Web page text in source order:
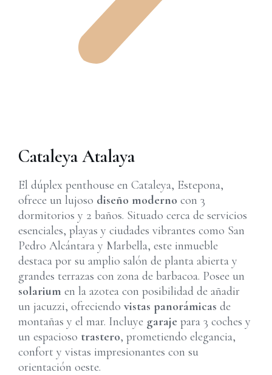
Cataleya Atalaya
El dúplex penthouse en Cataleya, Estepona,
ofrece un lujoso diseño moderno con 3
dormitorios y 2 baños. Situado cerca de servicios
esenciales, playas y ciudades vibrantes como San
Pedro Alcántara y Marbella, este inmueble
destaca por su amplio salón de planta abierta y
grandes terrazas con zona de barbacoa. Posee un
solarium en la azotea con posibilidad de añadir
un jacuzzi, ofreciendo vistas panorámicas de
montañas y el mar. Incluye garaje para 3 coches y
un espacioso trastero, prometiendo elegancia,
confort y vistas impresionantes con su
orientación oeste.